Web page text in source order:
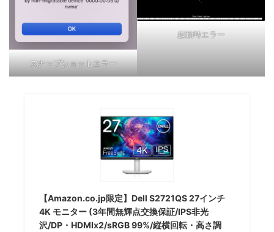
スナップショットエラー
起動時エラー
【Amazon.co.jp限定】Dell S2721QS 27インチ
4K モニター (3年間無輝点交換保証/IPS非光
沢/DP・HDMIx2/sRGB 99%/縦横回転・高さ調